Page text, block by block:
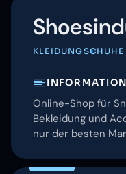
KLEIDUNGSCHUHE
INFORMATION
Online-Shop für
Bekleidung und
nur der besten